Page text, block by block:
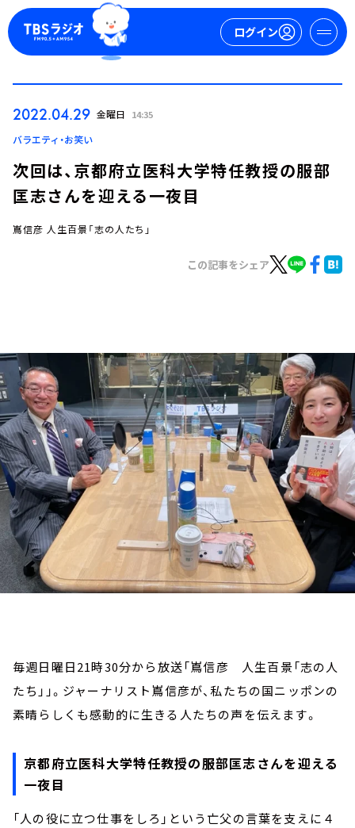
ログイン
ログイン
お知らせ
イベント・グッズ
YouTube
会社情報
2022.04.29 金曜日 14:35
バラエティ・お笑い
次回は、京都府立医科大学特任教授の服部
匡志さんを迎える一夜目
嶌信彦 人生百景「志の人たち」
この記事をシェア
毎週日曜日21時30分から放送「嶌信彦 人生百景「志の人
たち」」。ジャーナリスト嶌信彦が、私たちの国ニッポンの
素晴らしくも感動的に生きる人たちの声を伝えます。
京都府立医科大学特任教授の服部匡志さんを迎える
一夜目
「人の役に立つ仕事をしろ」という亡父の言葉を支えに４